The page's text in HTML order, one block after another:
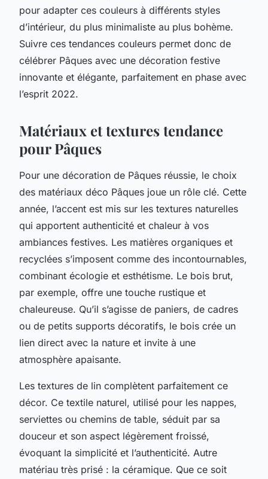
pour adapter ces couleurs à différents styles
d’intérieur, du plus minimaliste au plus bohème.
Suivre ces tendances couleurs permet donc de
célébrer Pâques avec une décoration festive
innovante et élégante, parfaitement en phase avec
l’esprit 2022.
Matériaux et textures tendance
pour Pâques
Pour une décoration de Pâques réussie, le choix
des matériaux déco Pâques joue un rôle clé. Cette
année, l’accent est mis sur les textures naturelles
qui apportent authenticité et chaleur à vos
ambiances festives. Les matières organiques et
recyclées s’imposent comme des incontournables,
combinant écologie et esthétisme. Le bois brut,
par exemple, offre une touche rustique et
chaleureuse. Qu’il s’agisse de paniers, de cadres
ou de petits supports décoratifs, le bois crée un
lien direct avec la nature et invite à une
atmosphère apaisante.
Les textures de lin complètent parfaitement ce
décor. Ce textile naturel, utilisé pour les nappes,
serviettes ou chemins de table, séduit par sa
douceur et son aspect légèrement froissé,
évoquant la simplicité et l’authenticité. Autre
matériau très prisé : la céramique. Que ce soit